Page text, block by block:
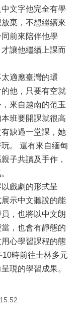
文字他完全有學
棄，不想繼續來
前來陪伴他學
讓他繼續上課而
適應臺灣的環
他，只要有空就
來自越南的范玉
班要開課就很高
缺過一堂課，她
。 還有來自緬甸
子共讀及手作，
戲劇的形式呈
示中文聽說的能
，也將以中文朗
，也會有靜態的
心學習課程的態
時前往士林多元
現的學習成果。